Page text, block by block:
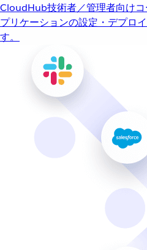
CloudHub技術者／管理者向け
プリケーションの設定・デプロ
す。